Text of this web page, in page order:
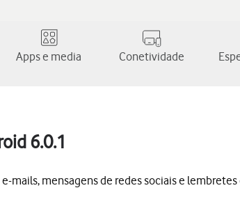
Apps e media Conetividade
6.0.1
mails, mensagens de redes sociais e lembretes